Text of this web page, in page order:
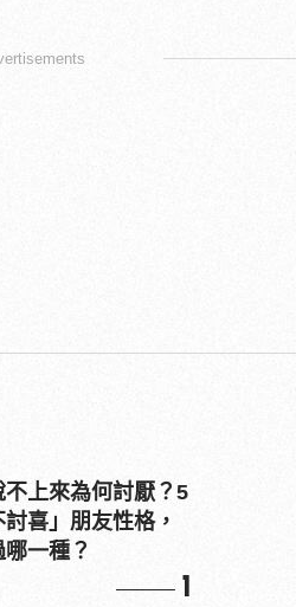
不上來為何討厭？5
喜」朋友性格，
一種？
1